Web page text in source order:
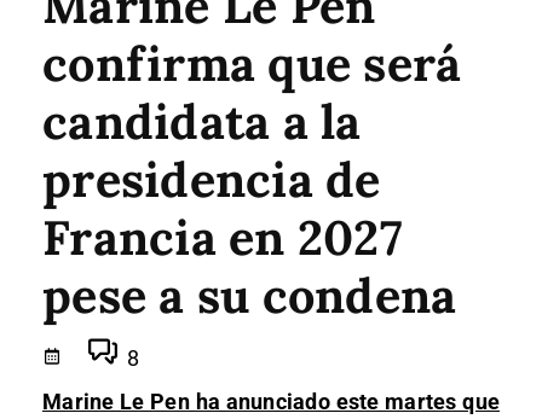
confirma que será
candidata a la
presidencia de
Francia en 2027
pese a su condena
8
Marine Le Pen ha anunciado este martes que